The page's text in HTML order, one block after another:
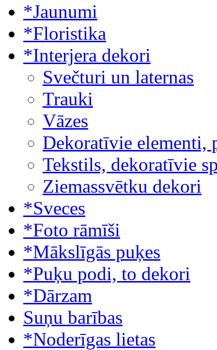
*Jaunumi
*Floristika
*Interjera dekori
Svečturi un laternas
Trauki
Vāzes
Dekoratīvie elementi,
Tekstils, dekoratīvie
Ziemassvētku dekori
*Sveces
*Foto rāmīši
*Mākslīgās puķes
*Puķu podi, to dekori
*Dārzam
Suņu barības
*Noderīgas lietas